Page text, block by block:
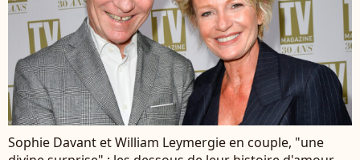
Sophie Davant et William Leymergie en couple, "une